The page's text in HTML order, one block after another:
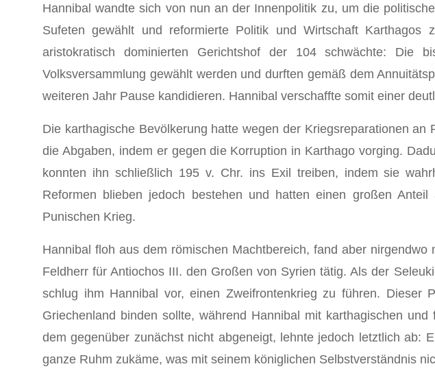
Hannibal wandte sich von nun an der Innenpolitik zu, um die
Sufeten gewählt und reformierte Politik und Wirtschaft
aristokratisch dominierten Gerichtshof der 104 schwächte: Die
Volksversammlung gewählt werden und durften gemäß dem
weiteren Jahr Pause kandidieren. Hannibal verschaffte somit einer
Die karthagische Bevölkerung hatte wegen der Kriegsreparationen
die Abgaben, indem er gegen die Korruption in Karthago vorging.
konnten ihn schließlich 195 v. Chr. ins Exil treiben, indem sie
Reformen blieben jedoch bestehen und hatten einen großen
Punischen Krieg.
Hannibal floh aus dem römischen Machtbereich, fand aber
Feldherr für Antiochos III. den Großen von Syrien tätig. Als der
schlug ihm Hannibal vor, einen Zweifrontenkrieg zu führen. Dieser
Griechenland binden sollte, während Hannibal mit karthagischen
dem gegenüber zunächst nicht abgeneigt, lehnte jedoch letztlich ab:
ganze Ruhm zukäme, was mit seinem königlichen Selbstverständnis